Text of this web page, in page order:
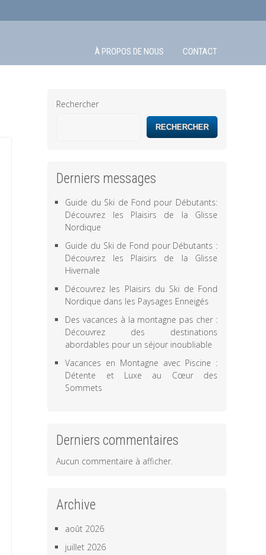
À PROPOS DE NOUS CONTACT
Rechercher
RECHERCHER
Derniers messages
Guide du Ski de Fond pour Débutants:
Découvrez les Plaisirs de la Glisse
Nordique
Guide du Ski de Fond pour Débutants :
Découvrez les Plaisirs de la Glisse
Hivernale
Découvrez les Plaisirs du Ski de Fond
Nordique dans les Paysages Enneigés
Des vacances à la montagne pas cher :
Découvrez des destinations
abordables pour un séjour inoubliable
Vacances en Montagne avec Piscine :
Détente et Luxe au Cœur des
Sommets
Derniers commentaires
Aucun commentaire à afficher.
Archive
août 2026
juillet 2026